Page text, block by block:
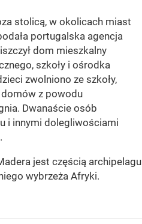
stolicą, w okolicach miast
portugalska agencja
dom mieszkalny
szkoły i ośrodka
zwolniono ze szkoły,
z powodu
Dwanaście osób
i innymi dolegliwościami
jest częścią archipelagu
wybrzeża Afryki.